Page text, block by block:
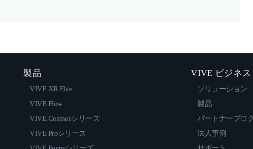
製品
VIVE XR Elite
VIVE Flow
VIVE Cosmosシリーズ
VIVE Proシリーズ
VIVE ビジネス
ソリューション
製品
パートナープロ
法人事例